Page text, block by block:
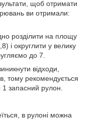
щоб отримати
ви отримали:
розділити на площу
і округлити у велику
до 7.
відходи,
тому рекомендується
1 запасний рулон.
в рулоні можна